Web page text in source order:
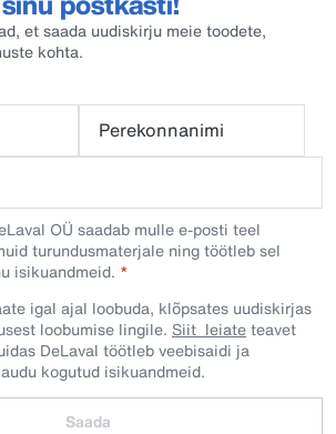
et saada uudiskirju meie toodete,
kohta.
Perekonnanimi
OÜ saadab mulle e-posti teel
turundusmaterjale ning töötleb sel
isikuandmeid.​
igal ajal loobuda, klõpsates uudiskirjas
loobumise lingile. Siit leiateteavet
DeLaval töötleb veebisaidi ja
kogutud isikuandmeid.
Saada